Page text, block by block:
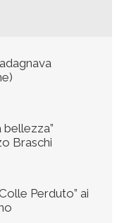
bellezza”
Braschi
Perduto” ai